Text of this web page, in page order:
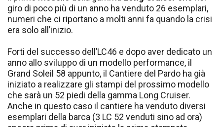
giro di poco più di un anno ha venduto 26 esemplari,
numeri che ci riportano a molti anni fa quando la crisi
era solo all’inizio.
Forti del successo dell’LC46 e dopo aver dedicato un
anno allo sviluppo di un modello performance, il
Grand Soleil 58 appunto, il Cantiere del Pardo ha già
iniziato a realizzare gli stampi del prossimo modello
che sarà un 52 piedi della gamma Long Cruiser.
Anche in questo caso il cantiere ha venduto diversi
esemplari della barca (3 LC 52 venduti sino ad ora)